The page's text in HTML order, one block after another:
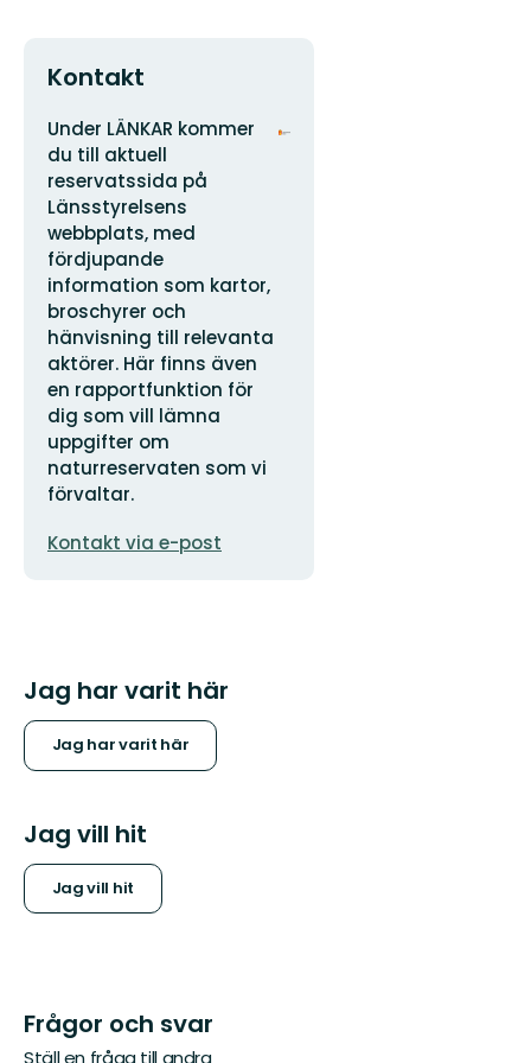
Kontakt
Adress
Under LÄNKAR kommer
du till aktuell
reservatssida på
Länsstyrelsens
webbplats, med
fördjupande
information som kartor,
broschyrer och
hänvisning till relevanta
aktörer. Här finns även
en rapportfunktion för
dig som vill lämna
uppgifter om
naturreservaten som vi
förvaltar.
postadress
Kontakt via e-post
Organisationens
Jag har varit här
Jag har varit här
Jag vill hit
Jag vill hit
Frågor och svar
Ställ en fråga till andra